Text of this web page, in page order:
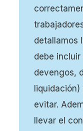
detallamos
debe
devengos,
evitar.
llevar el